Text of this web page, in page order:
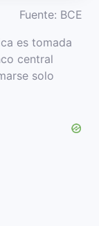
Fuente: BCE
es tomada
central
solo